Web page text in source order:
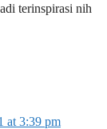
terinspirasi nih
at 3:39 pm